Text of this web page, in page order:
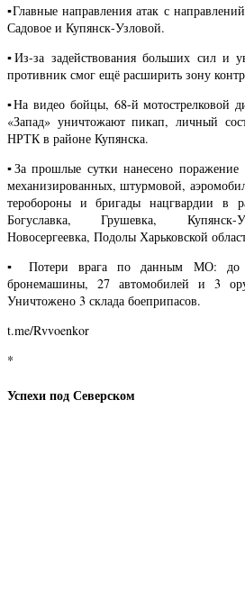
▪️Главные направления атак с
Садовое и Купянск-Узловой.
▪️Из-за задействования больших сил и
противник смог ещё расширить зону
▪️На видео бойцы, 68-й мотострелковой
«Запад» уничтожают пикап, личный
НРТК в районе Купянска.
▪️За прошлые сутки нанесено
механизированных, штурмовой,
теробороны и бригады нацгвардии в
Богуславка, Грушевка, Купянск-
Новосергеевка, Подолы Харьковской
▪️ Потери врага по данным МО: до
бронемашины, 27 автомобилей и 3
Уничтожено 3 склада боеприпасов.
t.me/Rvvoenkor
*
Успехи под Северском